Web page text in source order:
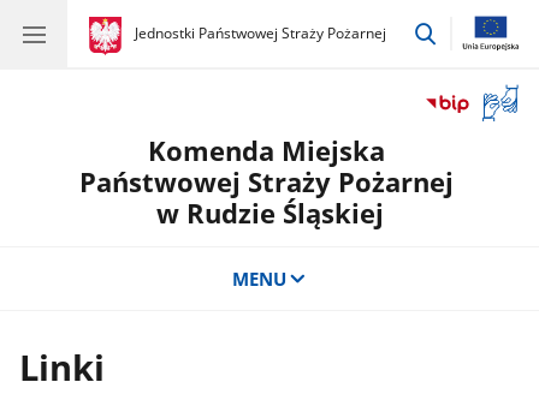
gov.pl
Jednostki Państwowej Straży Pożarnej
gov.pl
Jednostki
przejdź
okno
Komenda Miejska
Państwowej Straży Pożarnej
w Rudzie Śląskiej
MENU
Linki